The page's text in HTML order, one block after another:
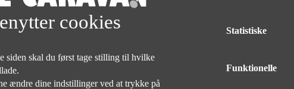
Med forbehold for tryk og taste fejl af udstyr på alle vogne
cookies
siden skal du først tage stilling til hvilke
ændre dine indstillinger ved at trykke på
Statistiske
Funktionelle